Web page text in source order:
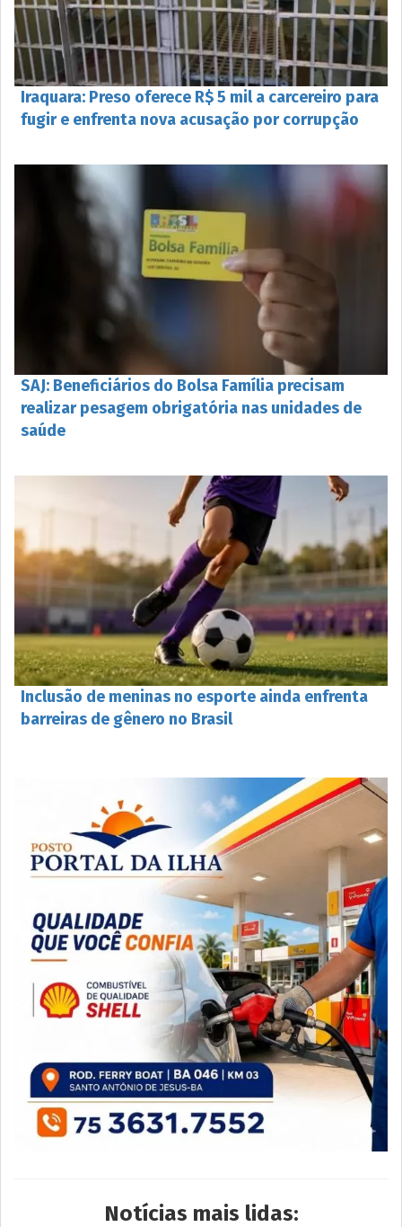
Iraquara: Preso oferece R$ 5 mil a carcereiro para
fugir e enfrenta nova acusação por corrupção
SAJ: Beneficiários do Bolsa Família precisam
realizar pesagem obrigatória nas unidades de
saúde
Inclusão de meninas no esporte ainda enfrenta
barreiras de gênero no Brasil
Notícias mais lidas: